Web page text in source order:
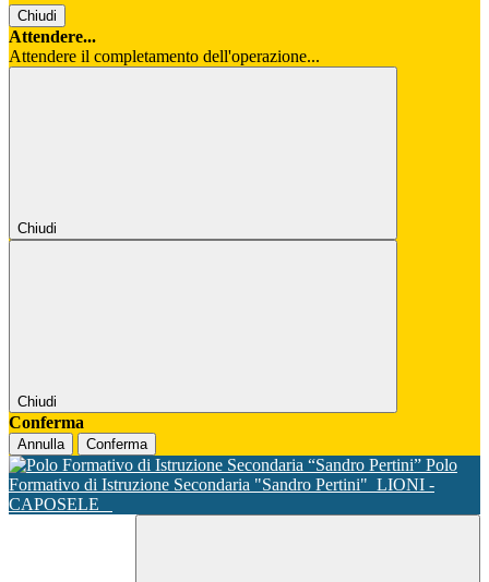
Chiudi
Attendere...
Attendere il completamento dell'operazione...
Chiudi
Chiudi
Conferma
Annulla Conferma
Polo
Formativo di Istruzione Secondaria "Sandro Pertini" LIONI -
CAPOSELE